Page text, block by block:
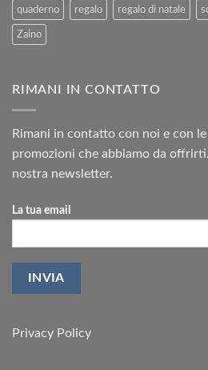
quaderno regalo regalo di natale
Zaino
RIMANI IN CONTATTO
Rimani in contatto con noi e con
promozioni che abbiamo da
nostra newsletter.
La tua email
Privacy Policy